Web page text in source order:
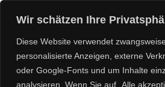
Wir schätzen Ihre
Diese Website verwendet
personalisierte Anzeigen, externe
oder Google-Fonts und um Inhalte
analysieren. Wenn Sie auf „Alle
CREEPY
MEDIA